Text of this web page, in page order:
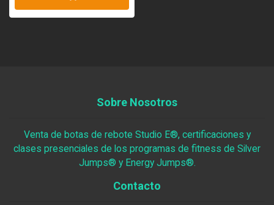
Sobre Nosotros
Venta de botas de rebote Studio E®, certificaciones y
clases presenciales de los programas de fitness de Silver
Jumps® y Energy Jumps®.
Contacto